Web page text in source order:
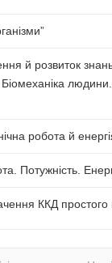
й розвиток
робота й
Потужність.
ККД простого